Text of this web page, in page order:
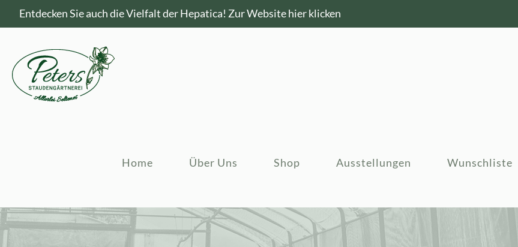
Entdecken Sie auch die Vielfalt der Hepatica! Zur Website hier klicken
Home Über Uns Shop Ausstellungen Wunschliste